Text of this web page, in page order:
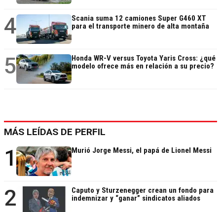
4
Scania suma 12 camiones Super G460 XT
para el transporte minero de alta montaña
5
Honda WR-V versus Toyota Yaris Cross: ¿qué
modelo ofrece más en relación a su precio?
MÁS LEÍDAS DE PERFIL
1 Murió Jorge Messi, el papá de Lionel Messi
2
Caputo y Sturzenegger crean un fondo para
indemnizar y “ganar” sindicatos aliados